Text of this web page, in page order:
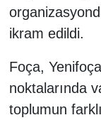
ikram edildi.
Foça,
noktalarında
toplumun